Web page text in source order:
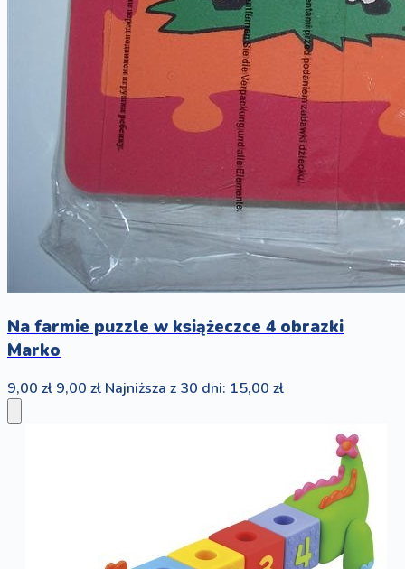
Na farmie puzzle w książeczce 4 obrazki
Marko
9,00 zł 9,00 zł Najniższa z 30 dni: 15,00 zł